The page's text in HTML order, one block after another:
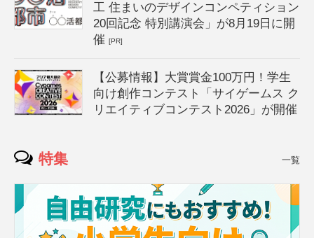
工 住まいのデザインコンペティション
20回記念 特別講演会」が8月19日に開
催[PR]
【公募情報】大賞賞金100万円！学生
向け創作コンテスト「サイゲームス ク
リエイティブコンテスト2026」が開催
特集 一覧